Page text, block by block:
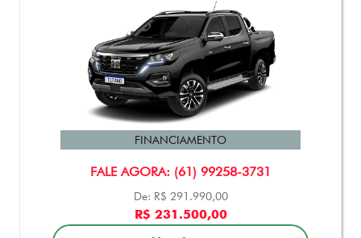
Ver oferta
TITANO
TITANO RANCH MULTIJET TURBODIESEL AT 2026